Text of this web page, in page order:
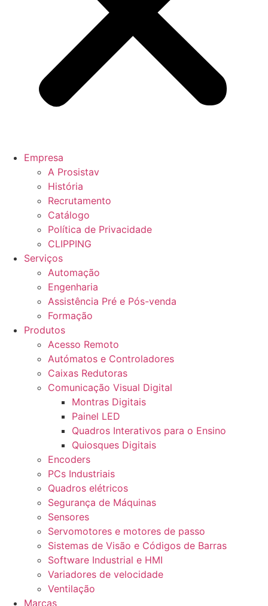
Empresa
A Prosistav
História
Recrutamento
Catálogo
Política de Privacidade
CLIPPING
Serviços
Automação
Engenharia
Assistência Pré e Pós-venda
Formação
Produtos
Acesso Remoto
Autómatos e Controladores
Caixas Redutoras
Comunicação Visual Digital
Montras Digitais
Painel LED
Quadros Interativos para o Ensino
Quiosques Digitais
Encoders
PCs Industriais
Quadros elétricos
Segurança de Máquinas
Sensores
Servomotores e motores de passo
Sistemas de Visão e Códigos de Barras
Software Industrial e HMI
Variadores de velocidade
Ventilação
Marcas